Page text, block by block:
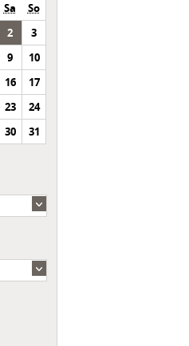
Sa
So
2
3
9
10
16
17
23
24
30 31